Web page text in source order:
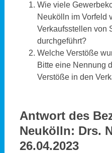
Wie viele
Neukölln im Vorfeld
Verkaufsstellen von
durchgeführt?
Welche Verstöße
Bitte eine Nennung
Verstöße in den
Antwort des
Neukölln: Drs.
26.04.2023